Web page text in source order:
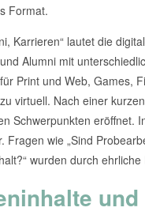
Format.
Karrieren“ lautet die
Alumni mit
Print und Web, Games,
virtuell. Nach einer
Schwerpunkten eröffnet.
Fragen wie „Sind
wurden durch